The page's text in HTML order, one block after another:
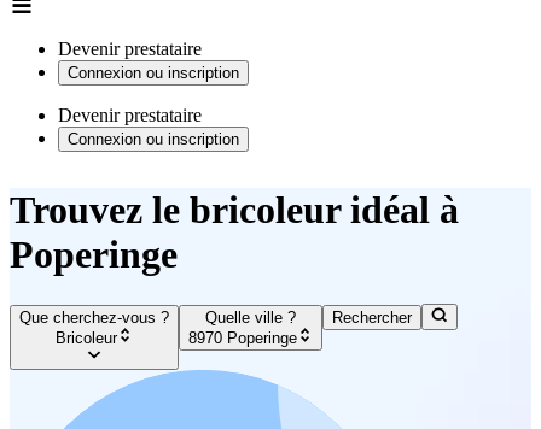
Devenir prestataire
Connexion ou inscription
Devenir prestataire
Connexion ou inscription
Trouvez le bricoleur idéal à
Poperinge
Que cherchez-vous ?
Bricoleur
Quelle ville ?
8970 Poperinge
Rechercher